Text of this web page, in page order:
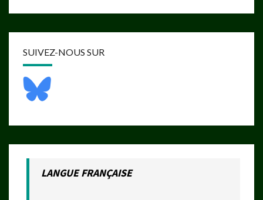
SUIVEZ-NOUS SUR
LANGUE FRANÇAISE